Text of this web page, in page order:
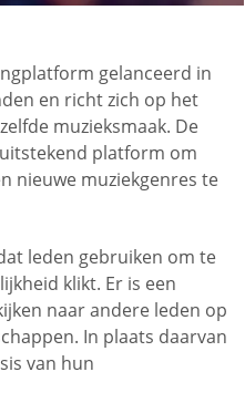
gelanceerd in
en richt zich op het
muzieksmaak. De
platform om
nieuwe muziekgenres te
leden gebruiken om te
klikt. Er is een
naar andere leden op
In plaats daarvan
van hun